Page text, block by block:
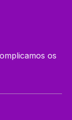
os